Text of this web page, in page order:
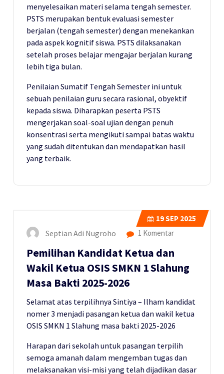
menyelesaikan materi selama tengah semester.
PSTS merupakan bentuk evaluasi semester
berjalan (tengah semester) dengan menekankan
pada aspek kognitif siswa. PSTS dilaksanakan
setelah proses belajar mengajar berjalan kurang
lebih tiga bulan.
Penilaian Sumatif Tengah Semester ini untuk
sebuah penilaian guru secara rasional, obyektif
kepada siswa. Diharapkan peserta PSTS
mengerjakan soal-soal ujian dengan penuh
konsentrasi serta mengikuti sampai batas waktu
yang sudah ditentukan dan mendapatkan hasil
yang terbaik.
19SEP 2025
Septian Adi Nugroho 1 Komentar
Pemilihan Kandidat Ketua dan
Wakil Ketua OSIS SMKN 1 Slahung
Masa Bakti 2025-2026
Selamat atas terpilihnya Sintiya – Ilham kandidat
nomer 3 menjadi pasangan ketua dan wakil ketua
OSIS SMKN 1 Slahung masa bakti 2025-2026
Harapan dari sekolah untuk pasangan terpilih
semoga amanah dalam mengemban tugas dan
melaksanakan visi-misi yang telah dijadikan dasar